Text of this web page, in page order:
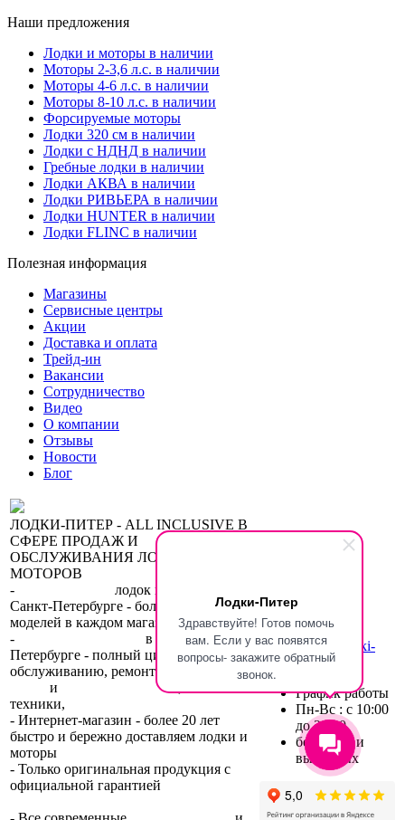
Лодки-Питер
Здравствуйте! Готов помочь
вам. Если у вас появятся
вопросы- закажите обратный
звонок.
Наши предложения
Лодки и моторы в наличии
Моторы 2-3,6 л.с. в наличии
Моторы 4-6 л.с. в наличии
Моторы 8-10 л.с. в наличии
Форсируемые моторы
Лодки 320 см в наличии
Лодки с НДНД в наличии
Гребные лодки в наличии
Лодки АКВА в наличии
Лодки РИВЬЕРА в наличии
Лодки HUNTER в наличии
Лодки FLINC в наличии
Полезная информация
Магазины
Сервисные центры
Акции
Доставка и оплата
Трейд-ин
Вакансии
Сотрудничество
Видео
О компании
Отзывы
Новости
Блог
ЛОДКИ-ПИТЕР - ALL INCLUSIVE В
СФЕРЕ ПРОДАЖ И
ОБСЛУЖИВАНИЯ ЛОДОК И
МОТОРОВ
-
лодок и моторов в
Санкт-Петербурге - большой выбор
моделей в каждом магазине.
-
в Санкт-
Петербурге - полный цикл работ по
обслуживанию, ремонту, тюнингу
и лодочных моторов
техники,
- Интернет-магазин - более 20 лет
быстро и бережно доставляем лодки и
моторы
- Только оригинальная продукция с
официальной гарантией
+7 (812) 317-22-93
Email:hello@lodki-
piter.ru
График работы
Пн-Вс : с 10:00
до 21:00
без обеда и
выходных